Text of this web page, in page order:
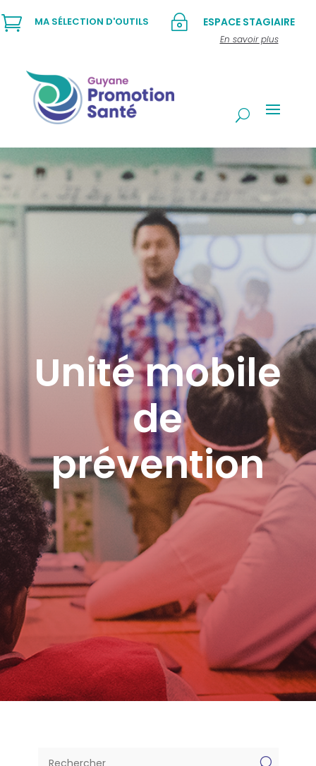
~ ESPACE STAGIAIRE
En savoir plus
 MA SÉLECTION D'OUTILS
Unité mobile
de
prévention